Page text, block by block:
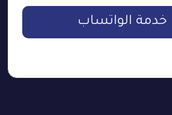
خدمة الواتساب